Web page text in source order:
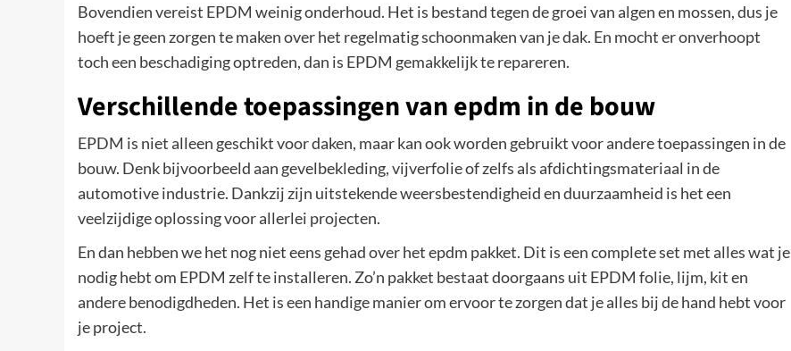
Bovendien vereist EPDM weinig onderhoud. Het is bestand tegen de groei van algen en mossen, dus je
hoeft je geen zorgen te maken over het regelmatig schoonmaken van je dak. En mocht er onverhoopt
toch een beschadiging optreden, dan is EPDM gemakkelijk te repareren.
Verschillende toepassingen van epdm in de bouw
EPDM is niet alleen geschikt voor daken, maar kan ook worden gebruikt voor andere toepassingen in de
bouw. Denk bijvoorbeeld aan gevelbekleding, vijverfolie of zelfs als afdichtingsmateriaal in de
automotive industrie. Dankzij zijn uitstekende weersbestendigheid en duurzaamheid is het een
veelzijdige oplossing voor allerlei projecten.
En dan hebben we het nog niet eens gehad over het epdm pakket. Dit is een complete set met alles wat je
nodig hebt om EPDM zelf te installeren. Zo’n pakket bestaat doorgaans uit EPDM folie, lijm, kit en
andere benodigdheden. Het is een handige manier om ervoor te zorgen dat je alles bij de hand hebt voor
je project.